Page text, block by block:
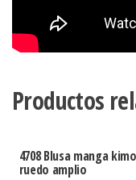
Productos
4708 Blusa manga
ruedo amplio